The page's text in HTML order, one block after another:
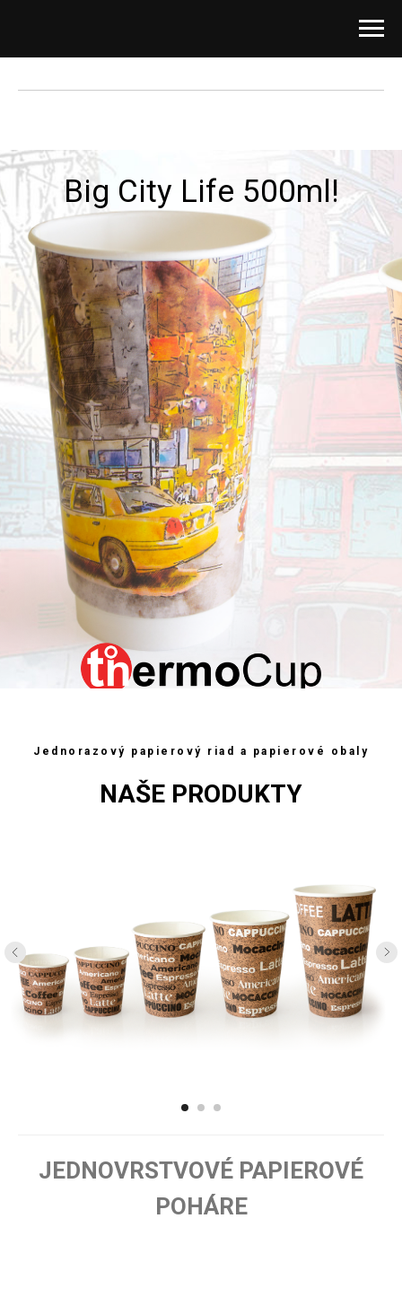
Big City Life 500ml!
Nové a veľké - objem 500 ml!
Jednorazový papierový riad a papierové obaly
NAŠE PRODUKTY
JEDNOVRSTVOVÉ PAPIEROVÉ
POHÁRE